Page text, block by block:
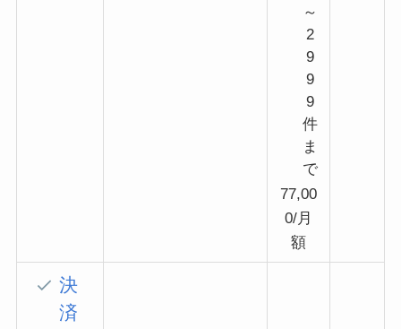
～
2
9
9
9
件
ま
で
77,00
0/月
額
決
済